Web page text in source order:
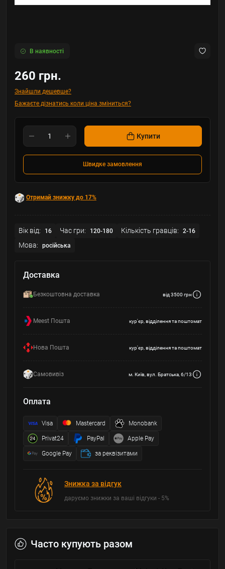
В наявності
260 грн.
Знайшли дешевше?
Бажаєте дізнатись коли ціна зміниться?
Купити
Швидке замовлення
Отримай знижку до 17%
Вік від: 16 Час гри: 120-180 Кількість гравців: 2-16
Мова: російська
Доставка
Безкоштовна доставка від 3500 грн
Meest Пошта кур'єр, відділення та поштомат
Нова Пошта кур'єр, відділення та поштомат
Самовивіз м. Київ, вул. Братська, 6/13
Оплата
Visa Mastercard Monobank
Privat24 PayPal Apple Pay
Google Pay за реквізитами
Знижка за відгук
даруємо знижки за ваші відгуки - 5%
Часто купують разом